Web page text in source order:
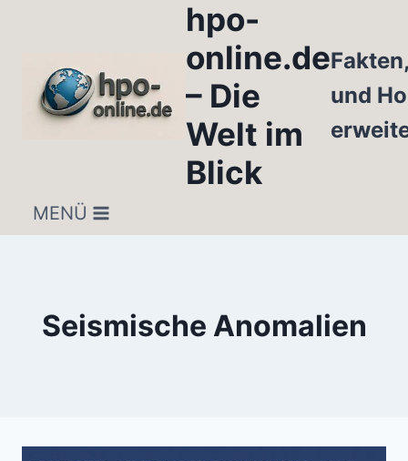
hpo-
online.de
– Die
Welt im
Blick
und
MENÜ
Seismische Anomalien